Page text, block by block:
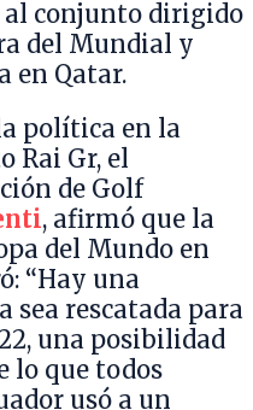
al conjunto dirigido
del Mundial y
en Qatar.
política en la
Rai Gr, el
de Golf
, afirmó que la
del Mundo en
“Hay una
sea rescatada para
una posibilidad
lo que todos
usó a un